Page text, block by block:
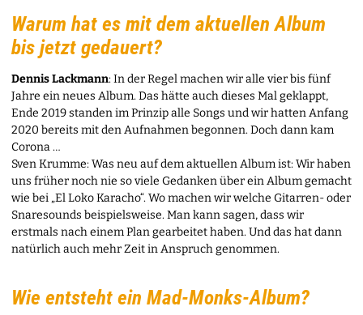
Warum hat es mit dem aktuellen Album
bis jetzt gedauert?
Dennis Lackmann: In der Regel machen wir alle vier bis fünf
Jahre ein neues Album. Das hätte auch dieses Mal geklappt,
Ende 2019 standen im Prinzip alle Songs und wir hatten Anfang
2020 bereits mit den Aufnahmen begonnen. Doch dann kam
Corona …
Sven Krumme: Was neu auf dem aktuellen Album ist: Wir haben
uns früher noch nie so viele Gedanken über ein Album gemacht
wie bei „El Loko Karacho“. Wo machen wir welche Gitarren- oder
Snaresounds beispielsweise. Man kann sagen, dass wir
erstmals nach einem Plan gearbeitet haben. Und das hat dann
natürlich auch mehr Zeit in Anspruch genommen.
Wie entsteht ein Mad-Monks-Album?